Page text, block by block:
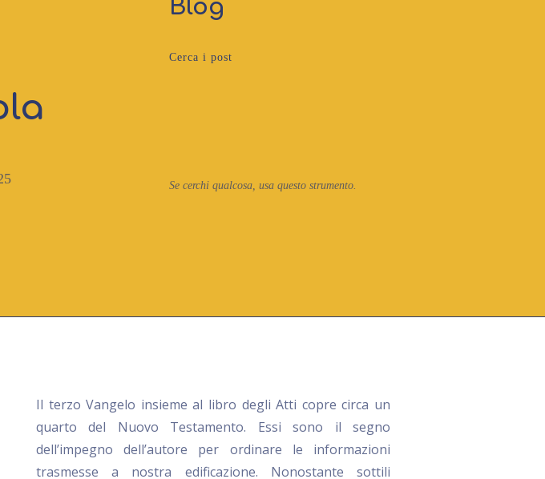
Blog
Cerca i post
Se cerchi qualcosa, usa questo strumento.
Il terzo Vangelo insieme al libro degli Atti copre circa un
quarto del Nuovo Testamento. Essi sono il segno
dell’impegno dell’autore per ordinare le informazioni
trasmesse a nostra edificazione. Nonostante sottili